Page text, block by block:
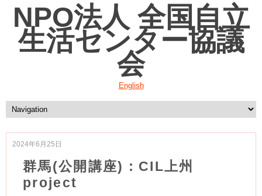
NPO法人 全国自立
生活センター協議
会
English
2024年6月25日
群馬(公開講座)：CIL上州
project